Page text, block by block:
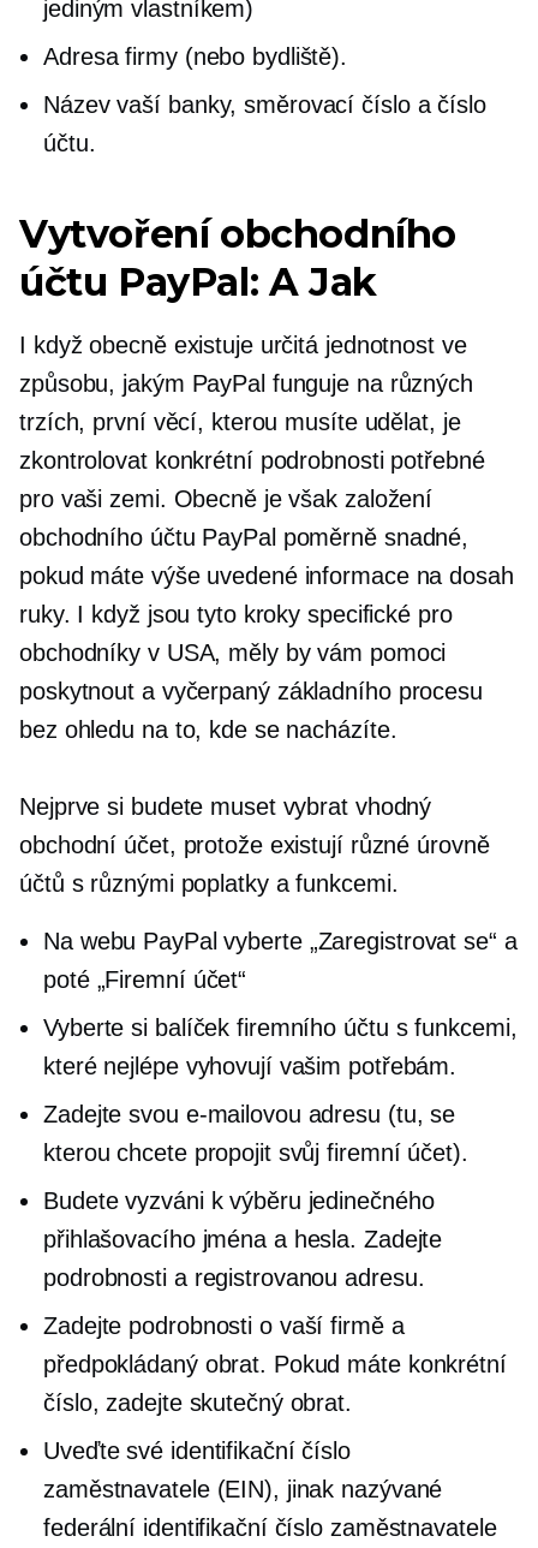
jediným vlastníkem)
Adresa firmy (nebo bydliště).
Název vaší banky, směrovací číslo a číslo
účtu.
Vytvoření obchodního
účtu PayPal: AJak
I když obecně existuje určitá jednotnost ve
způsobu, jakým PayPal funguje na různých
trzích, první věcí, kterou musíte udělat, je
zkontrolovat konkrétní podrobnosti potřebné
pro vaši zemi. Obecně je však založení
obchodního účtu PayPal poměrně snadné,
pokud máte výše uvedené informace na dosah
ruky. I když jsou tyto kroky specifické pro
obchodníky v USA, měly by vám pomoci
poskytnout a vyčerpanýzákladního procesu
bez ohledu na to, kde se nacházíte.
Nejprve si budete muset vybrat vhodný
obchodní účet, protože existují různé úrovně
účtů s různými poplatky a funkcemi.
Na webu PayPal vyberte „Zaregistrovat se“ a
poté „Firemní účet“
Vyberte si balíček firemního účtu s funkcemi,
které nejlépe vyhovují vašim potřebám.
Zadejte svou e-mailovou adresu (tu, se
kterou chcete propojit svůj firemní účet).
Budete vyzváni k výběru jedinečného
přihlašovacího jména a hesla. Zadejte
podrobnosti a registrovanou adresu.
Zadejte podrobnosti o vaší firmě a
předpokládaný obrat. Pokud máte konkrétní
číslo, zadejte skutečný obrat.
Uveďte své identifikační číslo
zaměstnavatele (EIN), jinak nazývané
federální identifikační číslo zaměstnavatele